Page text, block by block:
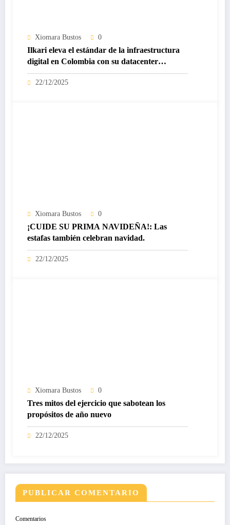
Xiomara Bustos 0
Ilkari eleva el estándar de la infraestructura
digital en Colombia con su datacenter
certificado Nivel IV de ICREA
22/12/2025
Xiomara Bustos 0
¡CUIDE SU PRIMA NAVIDEÑA!: Las
estafas también celebran navidad.
22/12/2025
Xiomara Bustos 0
Tres mitos del ejercicio que sabotean los
propósitos de año nuevo
22/12/2025
PUBLICAR COMENTARIO
Comentarios